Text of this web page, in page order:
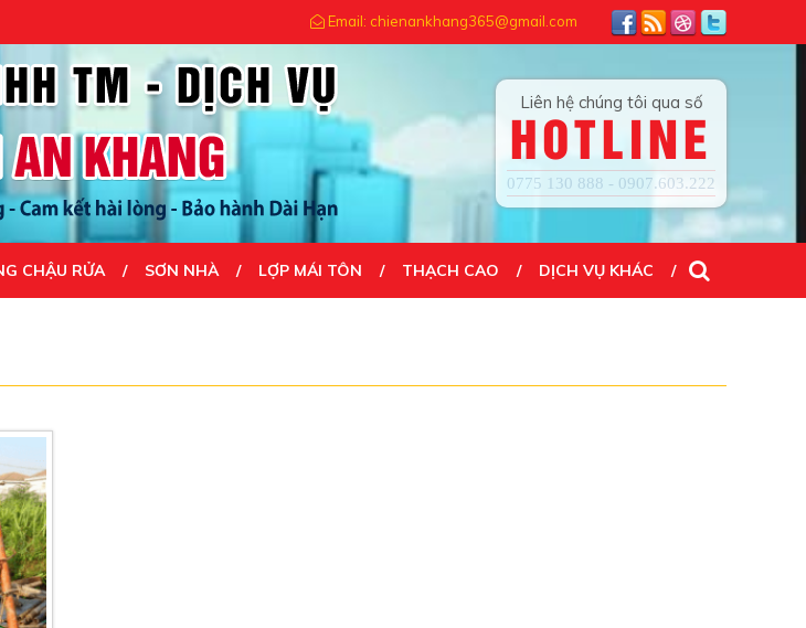
QUÝ KHÁCH ĐÃ ĐẾN VỚI CHÚNG TÔI- UY TÍN TẠO NÊN THÀNH CÔNG...! ĐẾN VỚI CHÚNG TÔI QUÝ KHÁCH HÀI
Email: chienankhang365@gmail.com
Liên hệ chúng tôi qua số
HOTLINE
0775 130 888 - 0907.603.222
CHẬU RỬA SƠN NHÀ LỢP MÁI TÔN THẠCH CAO DỊCH VỤ KHÁC